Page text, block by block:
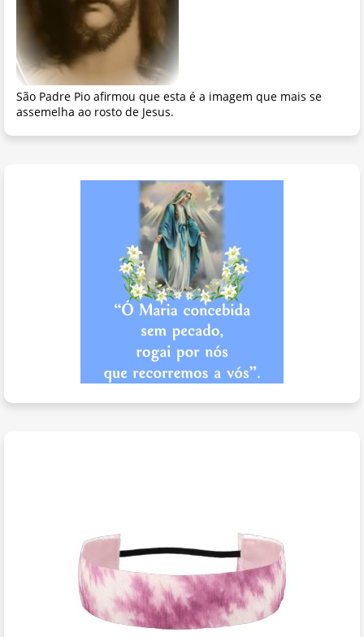
São Padre Pio afirmou que esta é a imagem que mais se
assemelha ao rosto de Jesus.